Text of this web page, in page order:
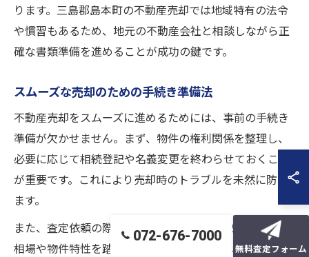
ります。三島郡島本町の不動産売却では地域特有の法令
や慣習もあるため、地元の不動産会社と相談しながら正
確な書類準備を進めることが成功の鍵です。
スムーズな売却のための手続き準備法
不動産売却をスムーズに進めるためには、事前の手続き
準備が欠かせません。まず、物件の権利関係を整理し、
必要に応じて相続登記や名義変更を終わらせておくこと
が重要です。これにより売却時のトラブルを未然に防げ
ます。
また、査定依頼の際は複数社に見積もりを取り、地域の
相場や物件特性を踏まえた価格設定を把握しましょう。
072-676-7000
無料査定フォーム